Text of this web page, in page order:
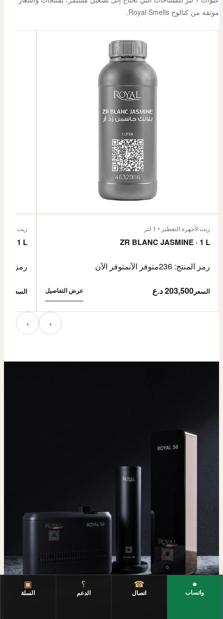
●
واتساب
☎
اتصال
؟
الدعم
▣
السلة
موثقة من كتالوج Royal Smells.
زيت لأجهزة التعطير • 1 لتر
ZR BLANC JASMINE · 1 L
رمز المنتج: 236 متوفر الآنمتوفر الآن
السعر 203,500 د.ع عرض التفاصيل
زيت لأجهزة
· 1 L
رمز
السعر
‹ ›